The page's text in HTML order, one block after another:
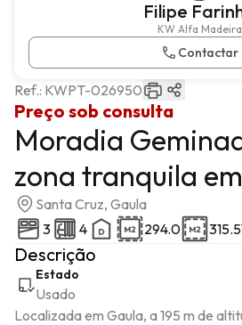
Filipe
KW Alfa Madeira
Contactar
Preço sob consulta
Ref.: KWPT-026950
Moradia
zona tranquila
Santa Cruz, Gaula
3
4 294.0
Descrição
Estado
Usado
Localizada em Gaula, a 195 m de